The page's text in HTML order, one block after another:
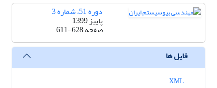
دوره 51، شماره 3
پاییز 1399
صفحه611-628
فایل ها